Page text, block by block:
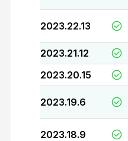
2023.22.13
2023.21.12
2023.20.15
2023.19.6
2023.18.9